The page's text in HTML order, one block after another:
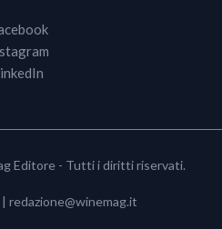
Editore - Tutti i diritti riservati.
redazione@winemag.it